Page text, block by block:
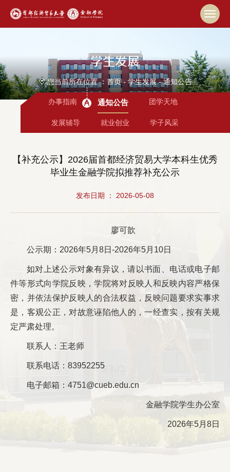
学生发展
您当前所在位置 ： 首页- 学生发展-通知公告
办事指南 通知公告 团学天地
发展辅导 就业创业 学子风采
【补充公示】2026届首都经济贸易大学本科生优秀
毕业生金融学院拟推荐补充公示
发布日期 ： 2026-05-08
廖可歆
公示期：2026年5月8日-2026年5月10日
如对上述公示对象有异议，请以书面、电话或电子邮
件等形式向学院反映，学院将对反映人和反映内容严格保
密，并依法保护反映人的合法权益，反映问题要求实事求
是，客观公正，对故意诬陷他人的，一经查实，按有关规
定严肃处理。
联系人：王老师
联系电话：83952255
电子邮箱：4751@cueb.edu.cn
金融学院学生办公室
2026年5月8日